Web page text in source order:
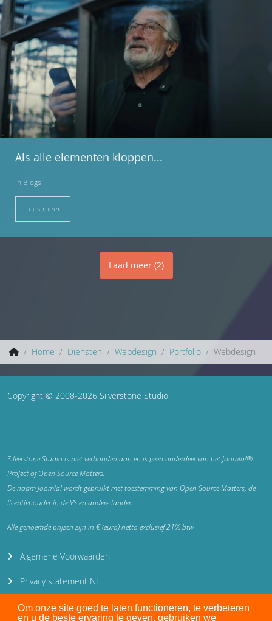
Om onze site goed te laten functioneren, te verbeteren
en u de beste ervaring te geven, gebruiken we
Als alle elementen kloppen...
in Blogs
Lees meer
Laad meer(2)
Home Diensten Webdesign Portfolio Webdesign
Copyright © 2008-2026 Silverstone Studio
Silverstone Studio is niet verbonden aan en is geen onderdeel van hetJoomla!®
Project ofOpen Source Matters.
De naam Joomla! wordt gebruikt met toestemming van Open Source Matters, de
licentiehouder in de VS en andere landen.
Alle genoemde prijzen zijn in € (euro) netto exclusief 21% btw
Algemene Voorwaarden
Privacy statement NL
Privacy statement EN